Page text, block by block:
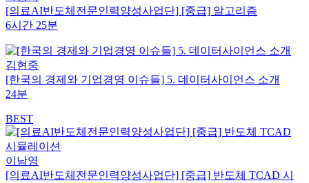
[의료AI반도체전문인력양성사업단] [중급] 알고리즘
6시간 25분
김현중
[한국의 경제와 기업경영 이슈들] 5. 데이터사이언스 소개
24분
BEST
이남영
[의료AI반도체전문인력양성사업단] [중급] 반도체 TCAD 시